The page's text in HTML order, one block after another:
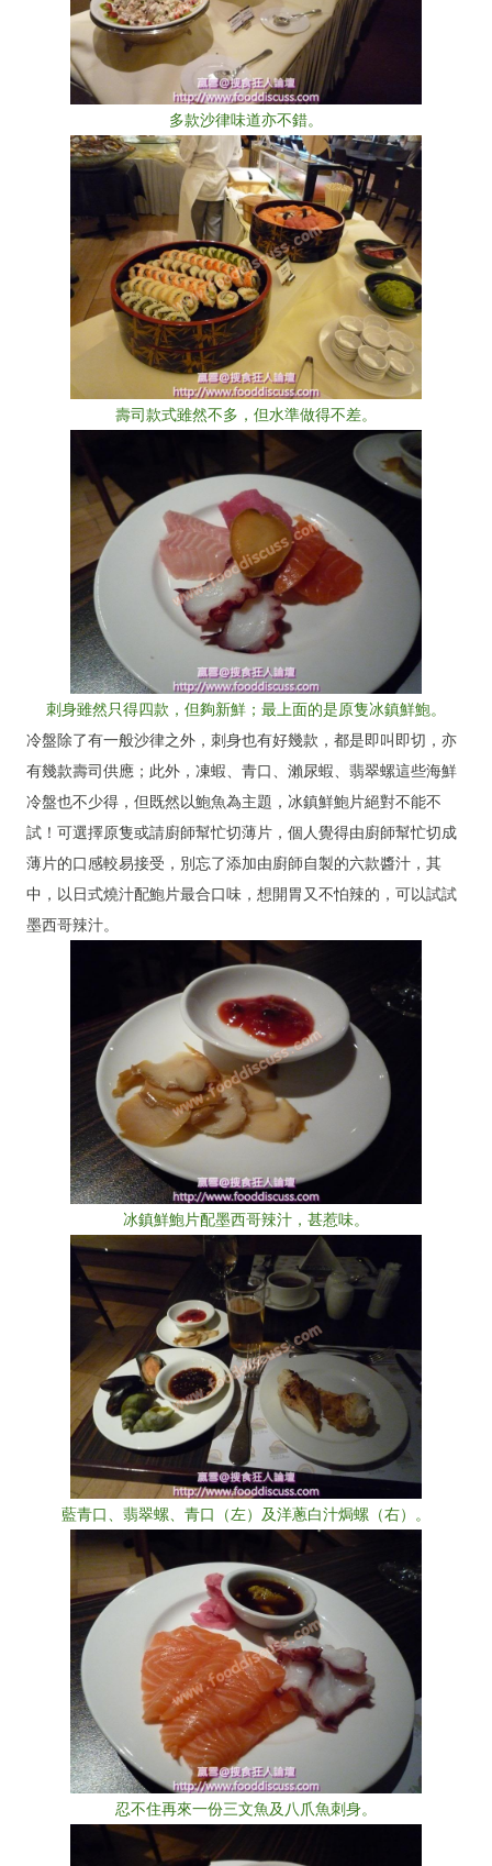
多款沙律味道亦不錯。
壽司款式雖然不多，但水準做得不差。
刺身雖然只得四款，但夠新鮮；最上面的是原隻冰鎮鮮鮑。
冷盤除了有一般沙律之外，刺身也有好幾款，都是即叫即切，亦
有幾款壽司供應；此外，凍蝦、青口、瀨尿蝦、翡翠螺這些海鮮
冷盤也不少得，但既然以鮑魚為主題，冰鎮鮮鮑片絕對不能不
試！可選擇原隻或請廚師幫忙切薄片，個人覺得由廚師幫忙切成
薄片的口感較易接受，別忘了添加由廚師自製的六款醬汁，其
中，以日式燒汁配鮑片最合口味，想開胃又不怕辣的，可以試試
墨西哥辣汁。
冰鎮鮮鮑片配墨西哥辣汁，甚惹味。
藍青口、翡翠螺、青口（左）及洋蔥白汁焗螺（右）。
忍不住再來一份三文魚及八爪魚刺身。